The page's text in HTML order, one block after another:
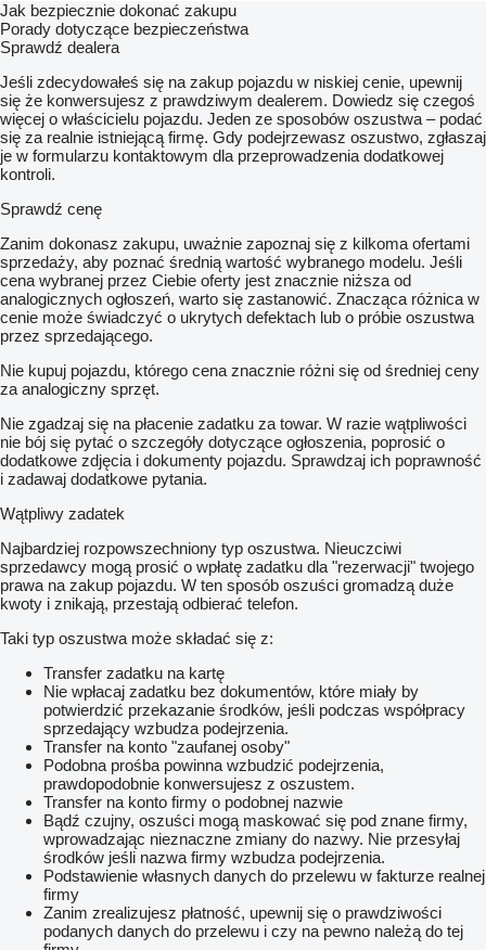
Jak bezpiecznie dokonać zakupu
Porady dotyczące bezpieczeństwa
Sprawdź dealera
Jeśli zdecydowałeś się na zakup pojazdu w niskiej cenie, upewnij
się że konwersujesz z prawdziwym dealerem. Dowiedz się czegoś
więcej o właścicielu pojazdu. Jeden ze sposobów oszustwa – podać
się za realnie istniejącą firmę. Gdy podejrzewasz oszustwo, zgłaszaj
je w formularzu kontaktowym dla przeprowadzenia dodatkowej
kontroli.
Sprawdź cenę
Zanim dokonasz zakupu, uważnie zapoznaj się z kilkoma ofertami
sprzedaży, aby poznać średnią wartość wybranego modelu. Jeśli
cena wybranej przez Ciebie oferty jest znacznie niższa od
analogicznych ogłoszeń, warto się zastanowić. Znacząca różnica w
cenie może świadczyć o ukrytych defektach lub o próbie oszustwa
przez sprzedającego.
Nie kupuj pojazdu, którego cena znacznie różni się od średniej ceny
za analogiczny sprzęt.
Nie zgadzaj się na płacenie zadatku za towar. W razie wątpliwości
nie bój się pytać o szczegóły dotyczące ogłoszenia, poprosić o
dodatkowe zdjęcia i dokumenty pojazdu. Sprawdzaj ich poprawność
i zadawaj dodatkowe pytania.
Wątpliwy zadatek
Najbardziej rozpowszechniony typ oszustwa. Nieuczciwi
sprzedawcy mogą prosić o wpłatę zadatku dla "rezerwacji" twojego
prawa na zakup pojazdu. W ten sposób oszuści gromadzą duże
kwoty i znikają, przestają odbierać telefon.
Taki typ oszustwa może składać się z:
Transfer zadatku na kartę
Nie wpłacaj zadatku bez dokumentów, które miały by
potwierdzić przekazanie środków, jeśli podczas współpracy
sprzedający wzbudza podejrzenia.
Transfer na konto "zaufanej osoby"
Podobna prośba powinna wzbudzić podejrzenia,
prawdopodobnie konwersujesz z oszustem.
Transfer na konto firmy o podobnej nazwie
Bądź czujny, oszuści mogą maskować się pod znane firmy,
wprowadzając nieznaczne zmiany do nazwy. Nie przesyłaj
środków jeśli nazwa firmy wzbudza podejrzenia.
Podstawienie własnych danych do przelewu w fakturze realnej
firmy
Zanim zrealizujesz płatność, upewnij się o prawdziwości
podanych danych do przelewu i czy na pewno należą do tej